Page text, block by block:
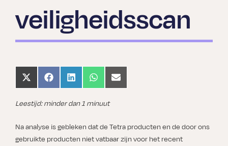
veiligheidsscan
Share
on
(Twitter)
Share
on
Share
on
Share
on
Share
on
Leestijd: minder dan 1 minuut
Na analyse is gebleken dat de Tetra producten en de door ons
gebruikte producten niet vatbaar zijn voor het recent